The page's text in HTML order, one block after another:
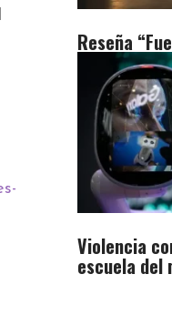
Reseña
Violencia
escuela del